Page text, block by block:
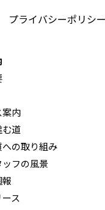
プライバシーポリシー
内
む道
の取り組み
ッフの風景
ス